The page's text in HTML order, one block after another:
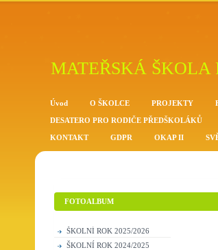
MATEŘSKÁ ŠKOLA
Úvod O ŠKOLCE PROJEKTY
DESATERO PRO RODIČE PŘEDŠKOLÁKŮ
KONTAKT GDPR OKAP II
FOTOALBUM
ŠKOLNÍ ROK 2025/2026
ŠKOLNÍ ROK 2024/2025